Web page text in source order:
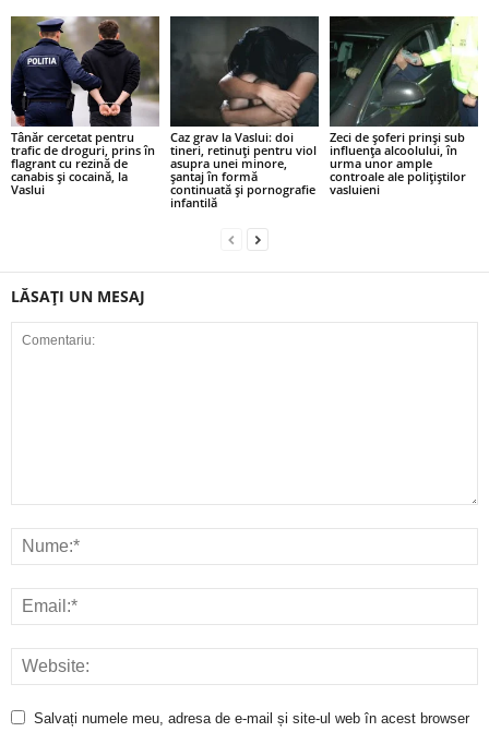
Tânăr cercetat pentru
trafic de droguri, prins în
flagrant cu rezină de
canabis și cocaină, la
Vaslui
Caz grav la Vaslui: doi
tineri, retinuți pentru viol
asupra unei minore,
șantaj în formă
continuată și pornografie
infantilă
Zeci de șoferi prinși sub
influența alcoolului, în
urma unor ample
controale ale polițiștilor
vasluieni
LĂSAȚI UN MESAJ
Salvați numele meu, adresa de e-mail și site-ul web în acest browser